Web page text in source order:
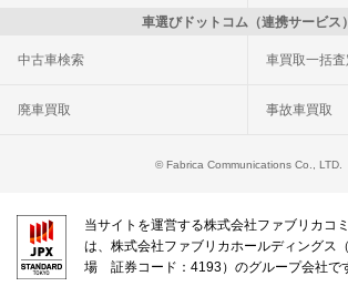
車選びドットコム（連携サービス）
中古車検索 車買取一括査
廃車買取 事故車買取
© Fabrica Communications Co., LTD.
当サイトを運営する株式会社ファブリカコ
は、株式会社ファブリカホールディングス
場 証券コード：4193）のグループ会社で